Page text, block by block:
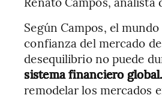
Según Campos, el
confianza del mercado
desequilibrio no puede
sistema financiero global.
remodelar los mercados